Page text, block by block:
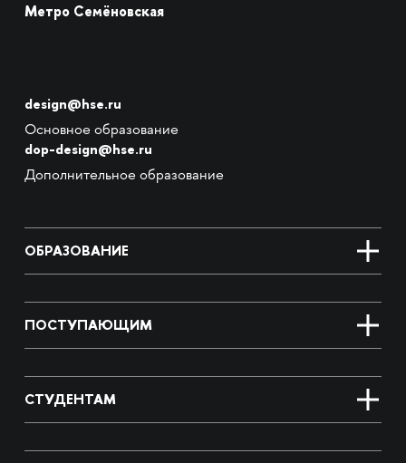
Метро Семёновская
design@hse.ru
Основное образование
dop-design@hse.ru
Дополнительное образование
ОБРАЗОВАНИЕ
ПОСТУПАЮЩИМ
СТУДЕНТАМ